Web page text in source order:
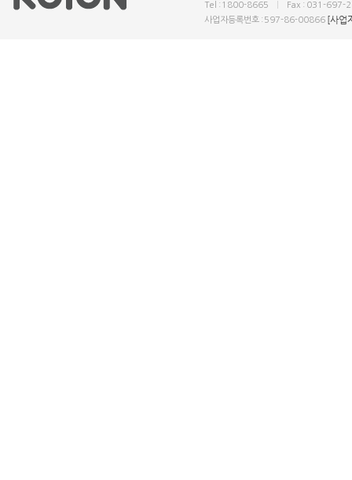
Tel : 1800-8665
Fax : 031-697-
사업자등록번호 : 597-86-00866 [사업